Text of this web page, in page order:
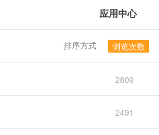
应用中心
浏览次数
排序方式
2809
2491